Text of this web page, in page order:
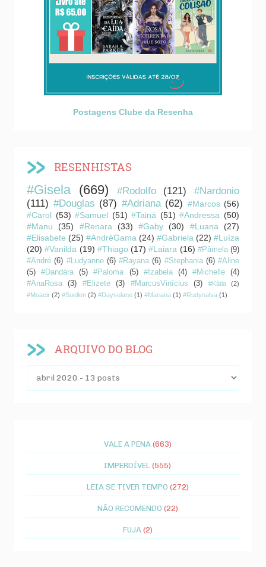
Postagens Clube da Resenha
RESENHISTAS
#Gisela (669) #Rodolfo (121)
#Nardonio
(111) #Douglas (87) #Adriana (62) #Marcos (56)
#Carol (53) #Samuel (51) #Tainá (51) #Andressa (50)
#Manu
(35) #Renara (33) #Gaby (30) #Luana
(27)
#Elisabete (25) #AndréGama (24) #Gabriela (22) #Luíza
(20) #Vanilda (19) #Thiago (17) #Laiara (16) #Pâmela (9)
#André (6) #Ludyanne (6) #Rayana (6) #Stephania (6) #Aline
(5)
#Dandára (5) #Paloma (5) #Izabela (4) #Michelle
(4)
#AnaRosa
(3) #Elizete (3) #MarcusVinícius (3) #Kátia
(2)
#Moacir (2) #Suellen (2) #Dayselane (1) #Mariana (1) #Rudynalva (1)
ARQUIVO DO BLOG
VALE A PENA (663)
IMPERDÍVEL(555)
LEIA SE TIVER TEMPO (272)
NÃO RECOMENDO (22)
FUJA (2)